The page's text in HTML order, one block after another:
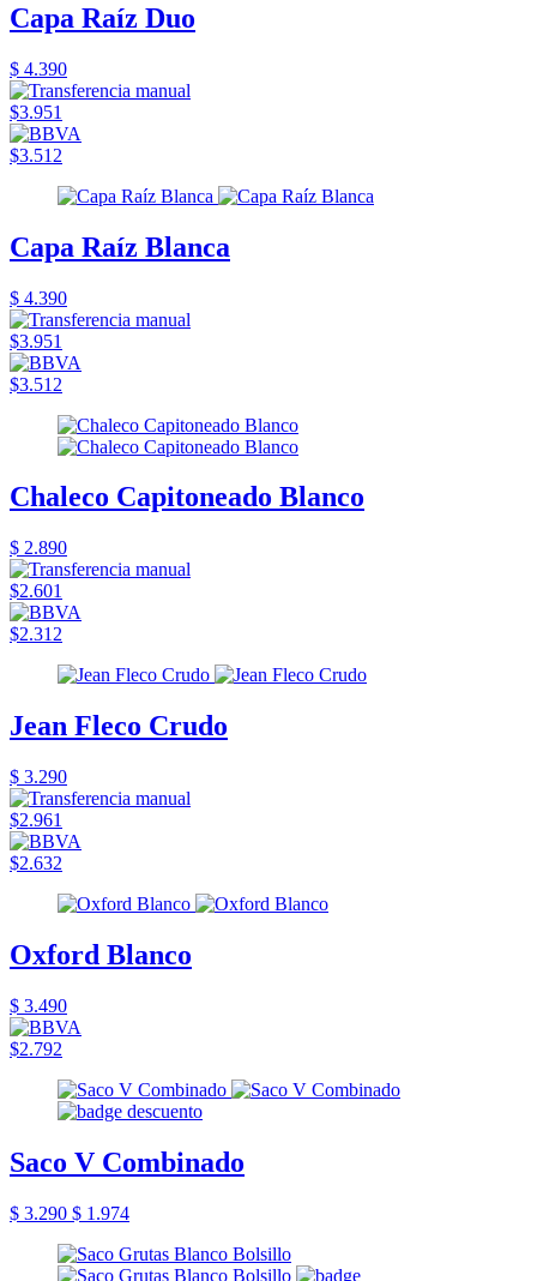
Capa Raíz Duo
$ 4.390
$3.951
$3.512
Capa Raíz Blanca
$ 4.390
$3.951
$3.512
Chaleco Capitoneado Blanco
$ 2.890
$2.601
$2.312
Jean Fleco Crudo
$ 3.290
$2.961
$2.632
Oxford Blanco
$ 3.490
$2.792
Saco V Combinado
$ 3.290 $ 1.974